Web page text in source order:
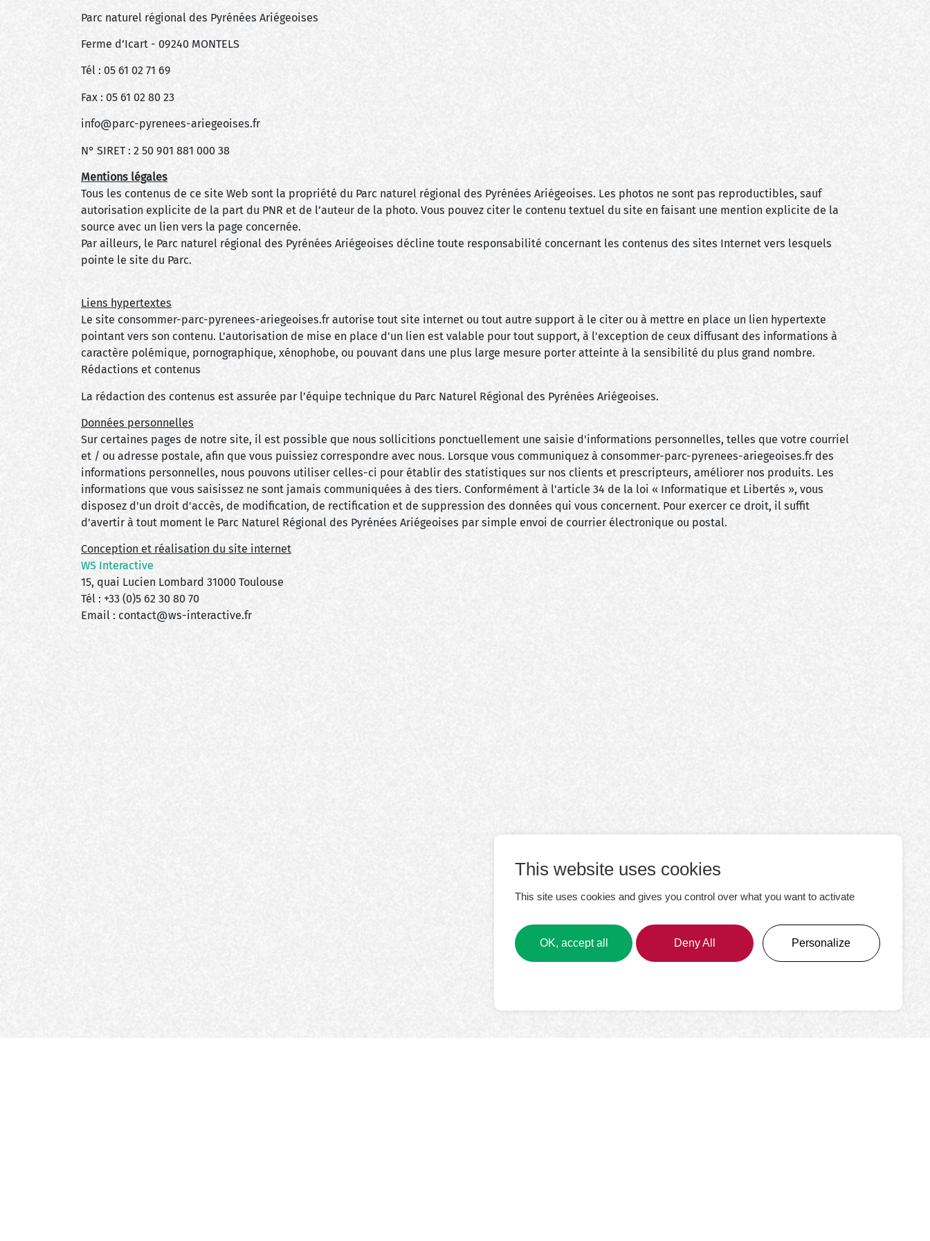
Parc naturel régional des Pyrénées Ariégeoises
Ferme d’Icart - 09240 MONTELS
Tél : 05 61 02 71 69
Fax : 05 61 02 80 23
info@parc-pyrenees-ariegeoises.fr
N° SIRET : 2 50 901 881 000 38
Mentions légales
Tous les contenus de ce site Web sont la propriété du Parc naturel régional des Pyrénées Ariégeoises. Les photos ne sont pas reproductibles, sauf
autorisation explicite de la part du PNR et de l’auteur de la photo. Vous pouvez citer le contenu textuel du site en faisant une mention explicite de la
source avec un lien vers la page concernée.
Par ailleurs, le Parc naturel régional des Pyrénées Ariégeoises décline toute responsabilité concernant les contenus des sites Internet vers lesquels
pointe le site du Parc.
Liens hypertextes
Le site consommer-parc-pyrenees-ariegeoises.fr autorise tout site internet ou tout autre support à le citer ou à mettre en place un lien hypertexte
pointant vers son contenu. L'autorisation de mise en place d'un lien est valable pour tout support, à l'exception de ceux diffusant des informations à
caractère polémique, pornographique, xénophobe, ou pouvant dans une plus large mesure porter atteinte à la sensibilité du plus grand nombre.
Rédactions et contenus
La rédaction des contenus est assurée par l’équipe technique du Parc Naturel Régional des Pyrénées Ariégeoises.
Données personnelles
Sur certaines pages de notre site, il est possible que nous sollicitions ponctuellement une saisie d'informations personnelles, telles que votre courriel
et / ou adresse postale, afin que vous puissiez correspondre avec nous. Lorsque vous communiquez à consommer-parc-pyrenees-ariegeoises.fr des
informations personnelles, nous pouvons utiliser celles-ci pour établir des statistiques sur nos clients et prescripteurs, améliorer nos produits. Les
informations que vous saisissez ne sont jamais communiquées à des tiers. Conformément à l'article 34 de la loi « Informatique et Libertés », vous
disposez d'un droit d'accès, de modification, de rectification et de suppression des données qui vous concernent. Pour exercer ce droit, il suffit
d'avertir à tout moment le Parc Naturel Régional des Pyrénées Ariégeoises par simple envoi de courrier électronique ou postal.
Conception et réalisation du site internet
WS Interactive
15, quai Lucien Lombard 31000 Toulouse
Tél : +33 (0)5 62 30 80 70
Email : contact@ws-interactive.fr
This website uses cookies
This site uses cookies and gives you control over what you want to activate
OK, accept all Deny All Personalize